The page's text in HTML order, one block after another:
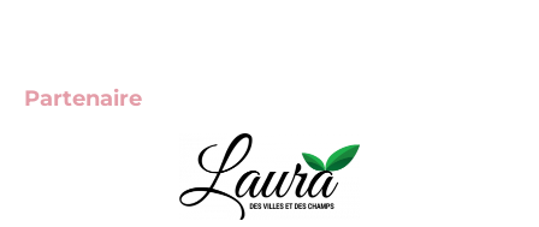
Partenaire